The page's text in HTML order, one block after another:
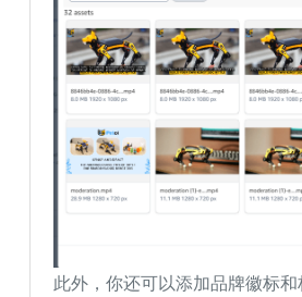
此外，你还可以添加品牌徽标